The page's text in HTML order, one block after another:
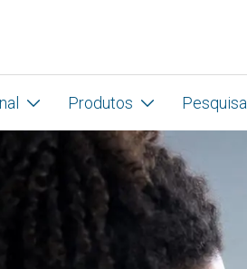
Produtos Pesquisa